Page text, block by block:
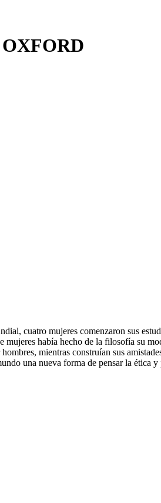
cuatro mujeres comenzaron sus
mujeres había hecho de la filosofía su
mientras construían sus
una nueva forma de pensar la